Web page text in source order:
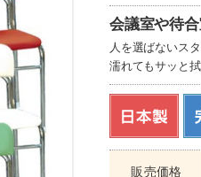
会議室や待
人を選ばないス
濡れてもサッと
販売価格